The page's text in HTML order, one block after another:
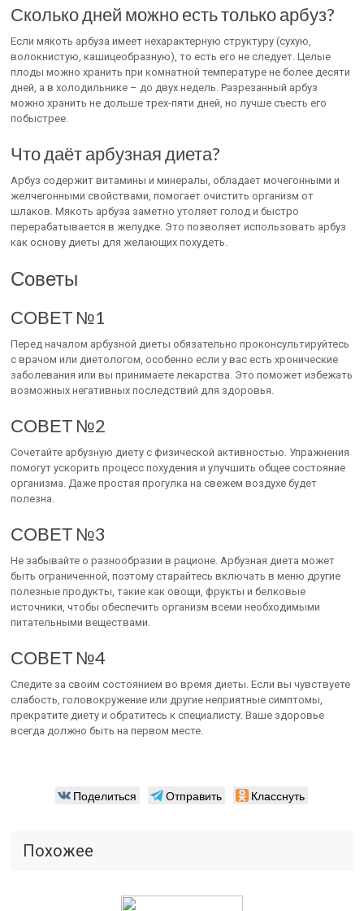
Сколько дней можно есть только арбуз?
Если мякоть арбуза имеет нехарактерную структуру (сухую,
волокнистую, кашицеобразную), то есть его не следует. Целые
плоды можно хранить при комнатной температуре не более десяти
дней, а в холодильнике – до двух недель. Разрезанный арбуз
можно хранить не дольше трех-пяти дней, но лучше съесть его
побыстрее.
Что даёт арбузная диета?
Арбуз содержит витамины и минералы, обладает мочегонными и
желчегонными свойствами, помогает очистить организм от
шлаков. Мякоть арбуза заметно утоляет голод и быстро
перерабатывается в желудке. Это позволяет использовать арбуз
как основу диеты для желающих похудеть.
Советы
СОВЕТ №1
Перед началом арбузной диеты обязательно проконсультируйтесь
с врачом или диетологом, особенно если у вас есть хронические
заболевания или вы принимаете лекарства. Это поможет избежать
возможных негативных последствий для здоровья.
СОВЕТ №2
Сочетайте арбузную диету с физической активностью. Упражнения
помогут ускорить процесс похудения и улучшить общее состояние
организма. Даже простая прогулка на свежем воздухе будет
полезна.
СОВЕТ №3
Не забывайте о разнообразии в рационе. Арбузная диета может
быть ограниченной, поэтому старайтесь включать в меню другие
полезные продукты, такие как овощи, фрукты и белковые
источники, чтобы обеспечить организм всеми необходимыми
питательными веществами.
СОВЕТ №4
Следите за своим состоянием во время диеты. Если вы чувствуете
слабость, головокружение или другие неприятные симптомы,
прекратите диету и обратитесь к специалисту. Ваше здоровье
всегда должно быть на первом месте.
Поделиться Отправить Класснуть
Похожее